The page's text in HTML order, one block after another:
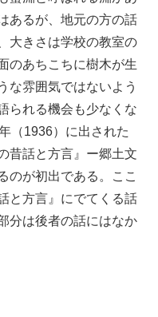
あるが、地元の方の話
大きさは学校の教室の
のあちこちに樹木が生
な雰囲気ではないよう
られる機会も少なくな
（1936）に出された
昔話と方言』ー郷土文
のが初出である。ここ
と方言』にでてくる話
分は後者の話にはなか